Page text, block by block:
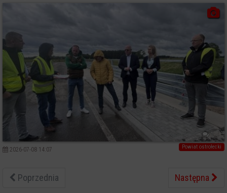
1
Powiat ostrołecki
2026-07-08 14:07
Poprzednia Następna